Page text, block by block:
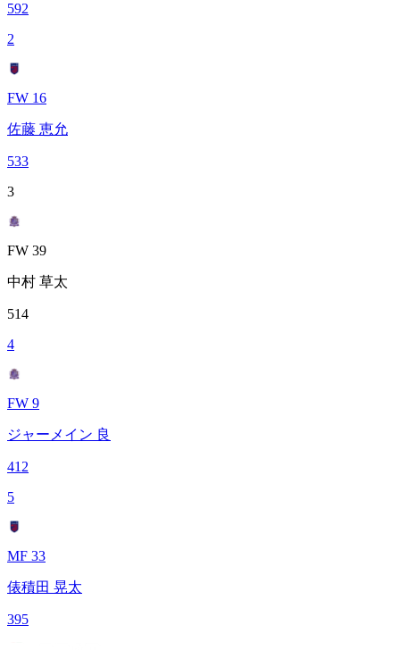
592
2
FW 16
佐藤 恵允
533
3
FW 39
中村 草太
514
4
FW 9
ジャーメイン 良
412
5
MF 33
俵積田 晃太
395